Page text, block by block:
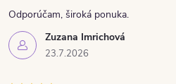
Zuzana Imrichová
23.7.2026
Odporúčam, široká ponuka.